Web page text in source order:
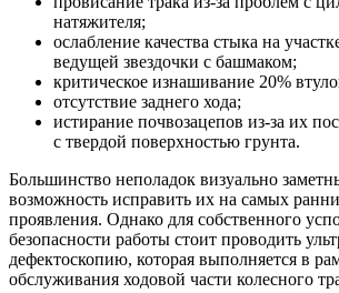
натяжителя;
ослабление качества стыка на
ведущей звездочки с башмаком;
критическое изнашивание 20%
отсутствие заднего хода;
истирание почвозацепов из-за их
с твердой поверхностью грунта.
Большинство неполадок визуально
возможность исправить их на самых
проявления. Однако для собственного
безопасности работы стоит проводить
дефектоскопию, которая выполняется в
обслуживания ходовой части колесного